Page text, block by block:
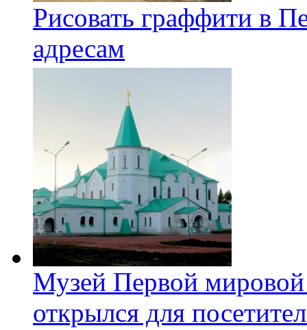
Рисовать граффити в
адресам
Музей Первой
открылся для